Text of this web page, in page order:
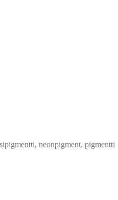
, neonpigment, pigmentti